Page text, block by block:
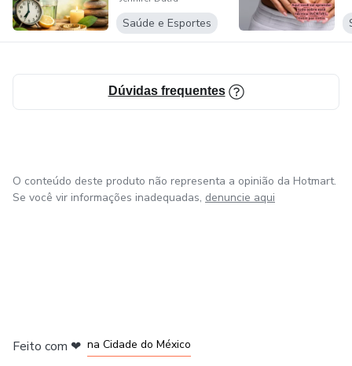
Saúde e Esportes
Dúvidas frequentes
O conteúdo deste produto não representa a opinião da Hotmart.
Se você vir informações inadequadas, denuncie aqui
Feito com ❤ na Cidade do México